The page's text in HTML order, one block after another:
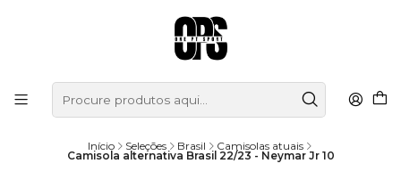
Início Seleções Brasil Camisolas atuais
Camisola alternativa Brasil 22/23 - Neymar Jr 10